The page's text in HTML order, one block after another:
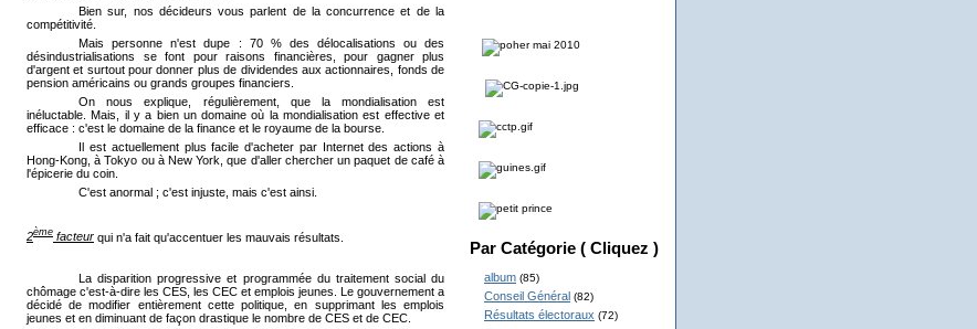
Bien sur, nos décideurs vous parlent de la concurrence et de la
compétitivité.
Mais personne n'est dupe : 70 % des délocalisations ou des
désindustrialisations se font pour raisons financières, pour gagner plus
d'argent et surtout pour donner plus de dividendes aux actionnaires, fonds de
pension américains ou grands groupes financiers.
On nous explique, régulièrement, que la mondialisation est
inéluctable. Mais, il y a bien un domaine où la mondialisation est effective et
efficace : c'est le domaine de la finance et le royaume de la bourse.
Il est actuellement plus facile d'acheter par Internet des actions à
Hong-Kong, à Tokyo ou à New York, que d'aller chercher un paquet de café à
l'épicerie du coin.
C'est anormal ; c'est injuste, mais c'est ainsi.
2ème facteur qui n'a fait qu'accentuer les mauvais résultats.
La disparition progressive et programmée du traitement social du
chômage c'est-à-dire les CES, les CEC et emplois jeunes. Le gouvernement a
décidé de modifier entièrement cette politique, en supprimant les emplois
jeunes et en diminuant de façon drastique le nombre de CES et de CEC.
Par Catégorie ( Cliquez )
album (85)
Conseil Général (82)
Résultats électoraux (72)